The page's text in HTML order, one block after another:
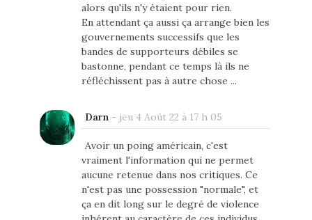
alors qu'ils n'y étaient pour rien.
En attendant ça aussi ça arrange bien les
gouvernements successifs que les
bandes de supporteurs débiles se
bastonne, pendant ce temps là ils ne
réfléchissent pas à autre chose ...
Darn - jeu 4 Août 22 à 17 h 05
Avoir un poing américain, c'est
vraiment l'information qui ne permet
aucune retenue dans nos critiques. Ce
n'est pas une possession "normale", et
ça en dit long sur le degré de violence